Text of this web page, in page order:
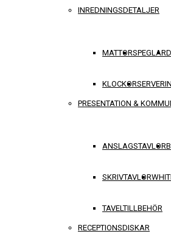
INREDNINGSDETALJER
MATTORSPEGLAR
KLOCKOR
PRESENTATION &
ANSLAGSTAVLOR
SKRIVTAVLOR
TAVELTILLBEHÖR
RECEPTIONSDISKAR